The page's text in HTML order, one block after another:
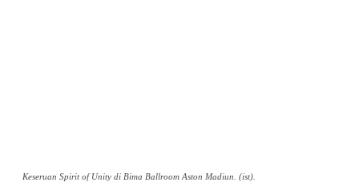
Keseruan Spirit of Unity di Bima Ballroom Aston Madiun. (ist).